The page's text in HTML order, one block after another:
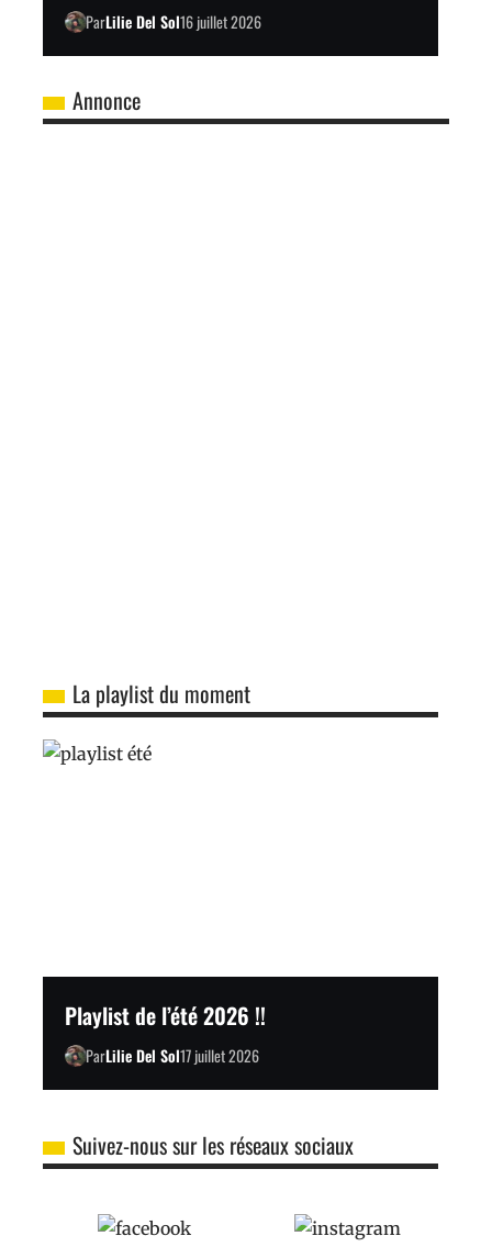
ParLilie Del Sol16 juillet 2026
Annonce
La playlist du moment
Playlist de l’été 2026 !!
ParLilie Del Sol17 juillet 2026
Suivez-nous sur les réseaux sociaux